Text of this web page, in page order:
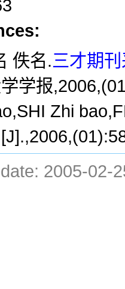
佚名.三才期
学报
Zhi
2005-02-